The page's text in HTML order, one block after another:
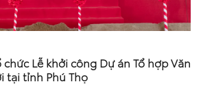
Lễ khởi công Dự án Tổ hợp Văn
tại tỉnh Phú Thọ